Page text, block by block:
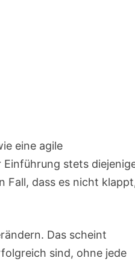
eine agile
stets
Fall, dass es nicht
Das scheint
sind, ohne jede